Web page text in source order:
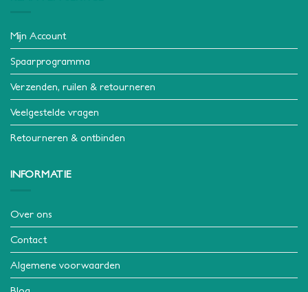
Mijn Account
Spaarprogramma
Verzenden, ruilen & retourneren
Veelgestelde vragen
Retourneren & ontbinden
INFORMATIE
Over ons
Contact
Algemene voorwaarden